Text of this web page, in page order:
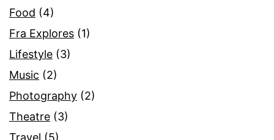
Food (4)
Fra Explores (1)
Lifestyle (3)
Music (2)
Photography (2)
Theatre (3)
Travel (5)